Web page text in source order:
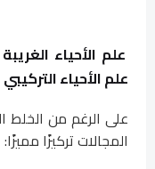
علم الأحياء
علم الأحياء التركيبي
على الرغم من الخلط
المجالات تركيزًا مميزًا: